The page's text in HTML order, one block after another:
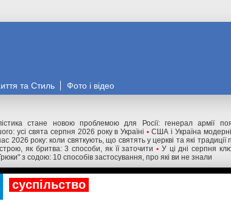
та Стиль Фото і відео
стане новою проблемою для Росії: генерал армії
усі свята серпня 2026 року в Україні • США і Україна
2026 року: коли святкують, що святять у церкві та які
як бритва: 3 способи, як її заточити • У ці дні серпня
з содою: 10 способів застосування, про які ви не знали
суспільство